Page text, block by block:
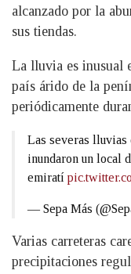
alcanzado por la
sus tiendas.
La lluvia es inusual
país árido de la
periódicamente
Las severas lluvias
inundaron un local
emiratí
— Sepa Más
Varias carreteras
precipitaciones